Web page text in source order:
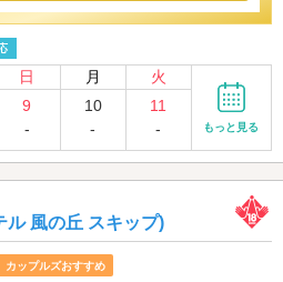
日 月 火
9
-
10
-
11
-
もっと見る
ル 風の丘 スキップ)
カップルズおすすめ